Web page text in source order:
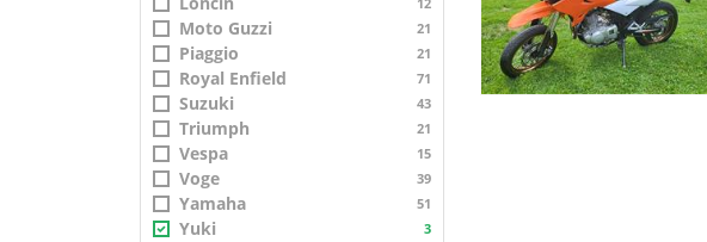
Moto Guzzi 21
Piaggio 21
Royal Enfield 71
Suzuki 43
Triumph 21
Vespa 15
Voge 39
Yamaha 51
Yuki 3